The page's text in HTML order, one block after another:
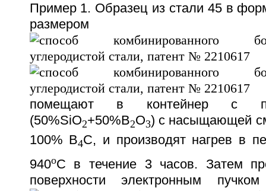
Пример 1. Образец из стали 45 в
помещают в контейнер с
(50%SiО2+50%В2О3) с насыщающей
100% В4С, и производят нагрев в
940oС в течение 3 часов. Затем
поверхности электронным